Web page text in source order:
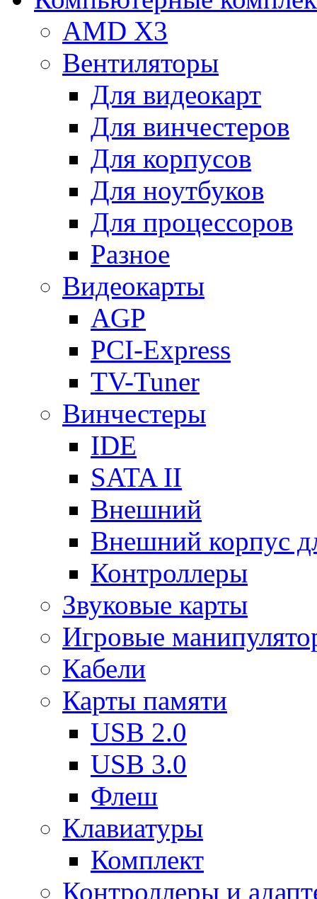
AMD X3
Вентиляторы
Для видеокарт
Для винчестеров
Для корпусов
Для ноутбуков
Для процессоров
Разное
Видеокарты
AGP
PCI-Express
TV-Tuner
Винчестеры
IDE
SATA II
Внешний
Внешний корпус
Контроллеры
Звуковые карты
Игровые
Кабели
Карты памяти
USB 2.0
USB 3.0
Флеш
Клавиатуры
Комплект
Контроллеры и